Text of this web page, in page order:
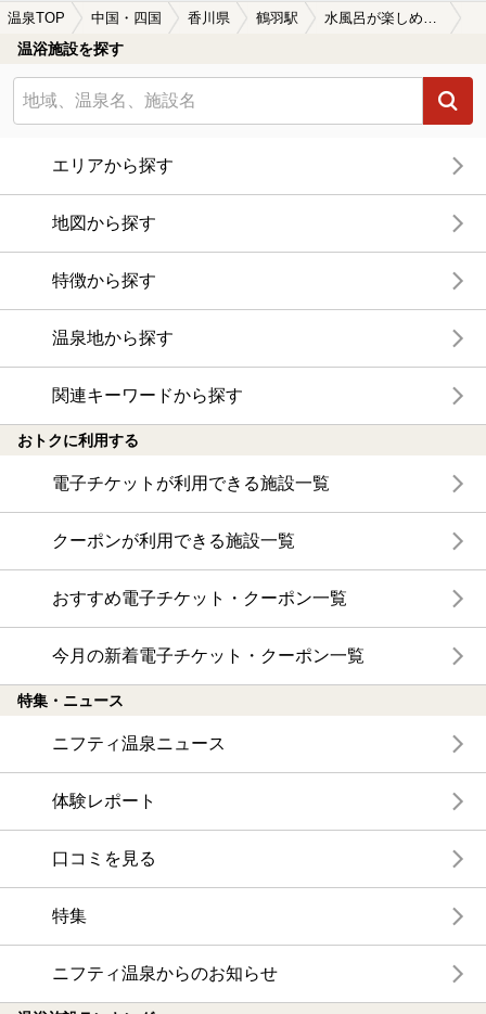
温泉TOP 中国・四国 香川県 鶴羽駅 水風呂が楽しめる鶴羽駅近くの温泉、日帰り温泉、スーパー銭湯おすすめ
温浴施設を探す
エリアから探す
地図から探す
特徴から探す
温泉地から探す
関連キーワードから探す
おトクに利用する
電子チケットが利用できる施設一覧
クーポンが利用できる施設一覧
おすすめ電子チケット・クーポン一覧
今月の新着電子チケット・クーポン一覧
特集・ニュース
ニフティ温泉ニュース
体験レポート
口コミを見る
特集
ニフティ温泉からのお知らせ